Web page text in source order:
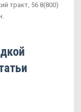
тракт, 56 8(800)